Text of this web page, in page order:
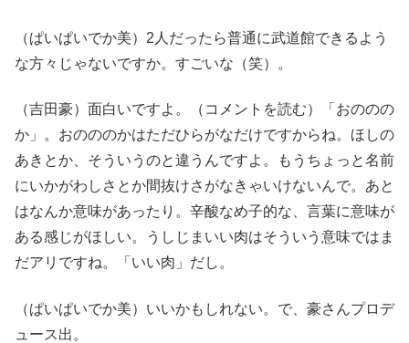
（ぱいぱいでか美）2人だったら普通に武道館できるよう
な方々じゃないですか。すごいな（笑）。
（吉田豪）面白いですよ。（コメントを読む）「おののの
か」。おのののかはただひらがなだけですからね。ほしの
あきとか、そういうのと違うんですよ。もうちょっと名前
にいかがわしさとか間抜けさがなきゃいけないんで。あと
はなんか意味があったり。辛酸なめ子的な、言葉に意味が
ある感じがほしい。うしじまいい肉はそういう意味ではま
だアリですね。「いい肉」だし。
（ぱいぱいでか美）いいかもしれない。で、豪さんプロデ
ュース出。